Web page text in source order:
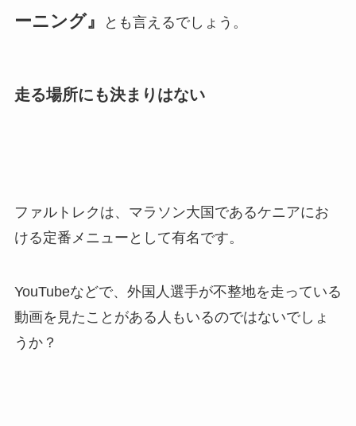
ーニング』
とも言えるでしょう。
走る場所にも決まりはない
ファルトレクは、マラソン大国であるケニアにお
ける定番メニューとして有名です。
YouTubeなどで、外国人選手が不整地を走っている
動画を見たことがある人もいるのではないでしょ
うか？